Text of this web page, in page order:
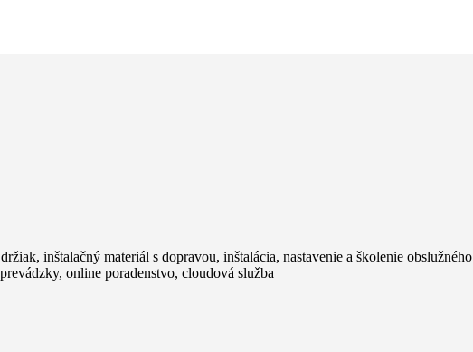
inštalačný materiál s dopravou, inštalácia, nastavenie a školenie obslužného
online poradenstvo, cloudová služba